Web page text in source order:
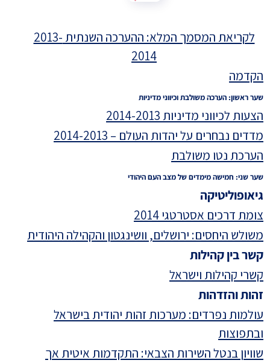
לקריאת המסמך המלא: ההערכה השנתית 2013-
2014
הקדמה
שער ראשון: הערכה משולבת וכיווני מדיניות
הצעות לכיווני מדיניות 2014-2013
מדדים נבחרים על יהדות העולם – 2014-2013
הערכת נטו משולבת
שער שני: חמישה מימדים של מצב העם היהודי
גיאופוליטיקה
צומת דרכים אסטרטגי 2014
משולש היחסים: ירושלים, וושינגטון והקהילה היהודית
קשר בין קהילות
קשרי קהילות וישראל
זהות והזדהות
עולמות נפרדים: מערכות זהות יהודית בישראל
ובתפוצות
שוויון בנטל השירות הצבאי: התקדמות איטית אך